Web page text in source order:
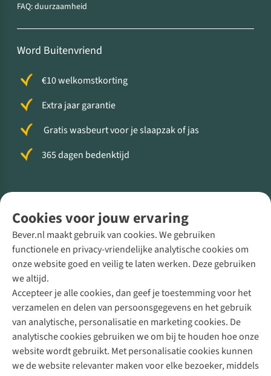
Cookies voor jouw ervaring
Bever.nl maakt gebruik van cookies. We gebruiken
functionele en privacy-vriendelijke analytische cookies om
onze website goed en veilig te laten werken. Deze gebruiken
we altijd.
Accepteer je alle cookies, dan geef je toestemming voor het
verzamelen en delen van persoonsgegevens en het gebruik
van analytische, personalisatie en marketing cookies. De
analytische cookies gebruiken we om bij te houden hoe onze
website wordt gebruikt. Met personalisatie cookies kunnen
we de website relevanter maken voor elke bezoeker, middels
FAQ: duurzaamheid
Word Buitenvriend
€10 welkomstkorting
Extra jaar garantie
Gratis wasbeurt voor je slaapzak of jas
365 dagen bedenktijd
Direct advies van een Buitenexpert
+31 (0)85 888 50 88
+31 6 12 28 49 80
Contactformulier